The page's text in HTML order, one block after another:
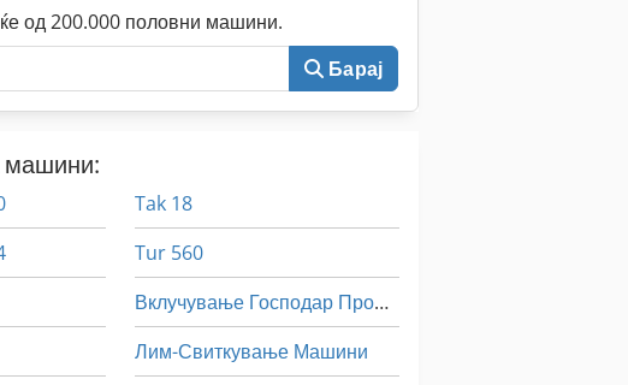
од 200.000 половни машини.
Барај
машини:
Tak 18
Tur 560
Вклучување Господар Профит 2
Лим-Свиткување Машини